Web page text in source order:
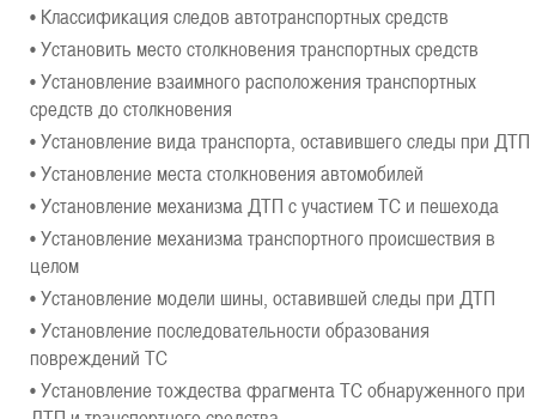
• Классификация следов автотранспортных средств
• Установить место столкновения транспортных средств
• Установление взаимного расположения транспортных
средств до столкновения
• Установление вида транспорта, оставившего следы при ДТП
• Установление места столкновения автомобилей
• Установление механизма ДТП с участием ТС и пешехода
• Установление механизма транспортного происшествия в
целом
• Установление модели шины, оставившей следы при ДТП
• Установление последовательности образования
повреждений ТС
• Установление тождества фрагмента ТС обнаруженного при